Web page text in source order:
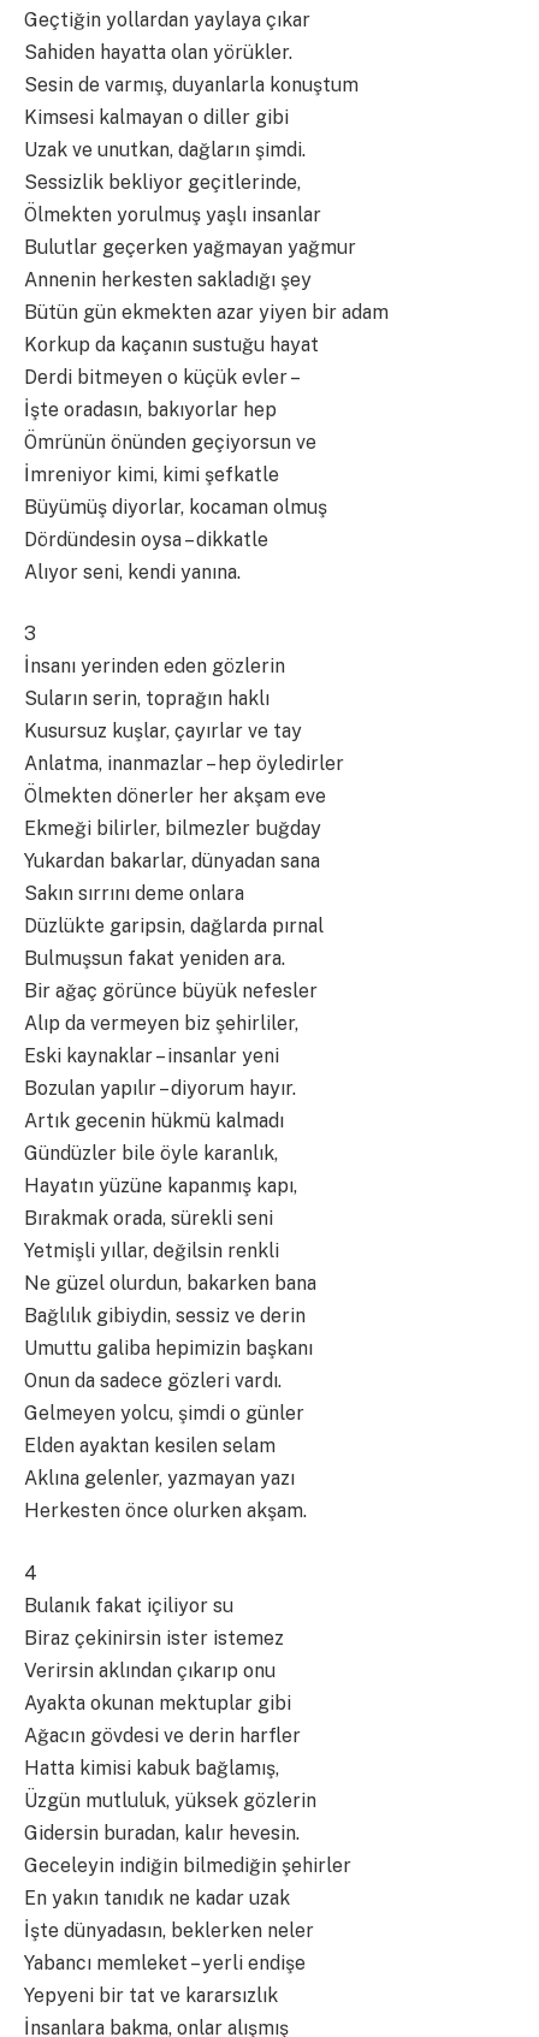
Geçtiğin yollardan yaylaya çıkar
Sahiden hayatta olan yörükler.
Sesin de varmış, duyanlarla konuştum
Kimsesi kalmayan o diller gibi
Uzak ve unutkan, dağların şimdi.
Sessizlik bekliyor geçitlerinde,
Ölmekten yorulmuş yaşlı insanlar
Bulutlar geçerken yağmayan yağmur
Annenin herkesten sakladığı şey
Bütün gün ekmekten azar yiyen bir adam
Korkup da kaçanın sustuğu hayat
Derdi bitmeyen o küçük evler –
İşte oradasın, bakıyorlar hep
Ömrünün önünden geçiyorsun ve
İmreniyor kimi, kimi şefkatle
Büyümüş diyorlar, kocaman olmuş
Dördündesin oysa – dikkatle
Alıyor seni, kendi yanına.
3
İnsanı yerinden eden gözlerin
Suların serin, toprağın haklı
Kusursuz kuşlar, çayırlar ve tay
Anlatma, inanmazlar – hep öyledirler
Ölmekten dönerler her akşam eve
Ekmeği bilirler, bilmezler buğday
Yukardan bakarlar, dünyadan sana
Sakın sırrını deme onlara
Düzlükte garipsin, dağlarda pırnal
Bulmuşsun fakat yeniden ara.
Bir ağaç görünce büyük nefesler
Alıp da vermeyen biz şehirliler,
Eski kaynaklar – insanlar yeni
Bozulan yapılır – diyorum hayır.
Artık gecenin hükmü kalmadı
Gündüzler bile öyle karanlık,
Hayatın yüzüne kapanmış kapı,
Bırakmak orada, sürekli seni
Yetmişli yıllar, değilsin renkli
Ne güzel olurdun, bakarken bana
Bağlılık gibiydin, sessiz ve derin
Umuttu galiba hepimizin başkanı
Onun da sadece gözleri vardı.
Gelmeyen yolcu, şimdi o günler
Elden ayaktan kesilen selam
Aklına gelenler, yazmayan yazı
Herkesten önce olurken akşam.
4
Bulanık fakat içiliyor su
Biraz çekinirsin ister istemez
Verirsin aklından çıkarıp onu
Ayakta okunan mektuplar gibi
Ağacın gövdesi ve derin harfler
Hatta kimisi kabuk bağlamış,
Üzgün mutluluk, yüksek gözlerin
Gidersin buradan, kalır hevesin.
Geceleyin indiğin bilmediğin şehirler
En yakın tanıdık ne kadar uzak
İşte dünyadasın, beklerken neler
Yabancı memleket – yerli endişe
Yepyeni bir tat ve kararsızlık
İnsanlara bakma, onlar alışmış